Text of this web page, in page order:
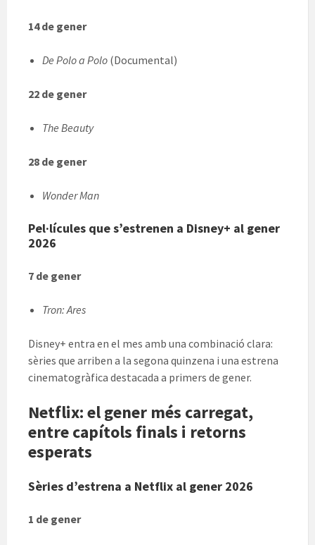
14 de gener
De Polo a Polo (Documental)
22 de gener
The Beauty
28 de gener
Wonder Man
Pel·lícules que s’estrenen a Disney+ al gener
2026
7 de gener
Tron: Ares
Disney+ entra en el mes amb una combinació clara:
sèries que arriben a la segona quinzena i una estrena
cinematogràfica destacada a primers de gener.
Netflix: el gener més carregat,
entre capítols finals i retorns
esperats
Sèries d’estrena a Netflix al gener 2026
1 de gener